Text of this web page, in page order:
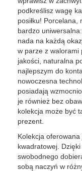
podkreślisz wagę
posiłku! Porcelana,
bardzo
nada na każdą
w parze z walorami
jakości, naturalna
najlepszym do
nowoczesna
posiadają
je również bez
kolekcja może być
prezent.
Kolekcja
kwadratowej.
swobodnego
sobą naczyń w